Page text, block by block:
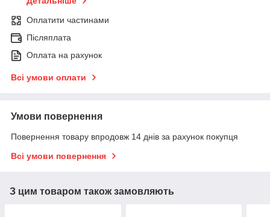
Оплатити частинами
Післяплата
Оплата на рахунок
Всі умови оплати
Умови повернення
Повернення товару впродовж 14 днів за рахунок покупця
Всі умови повернення
З цим товаром також замовляють